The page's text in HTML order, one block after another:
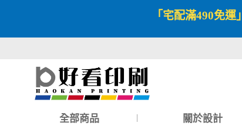
「宅配滿490免運」
全部商品 關於設計